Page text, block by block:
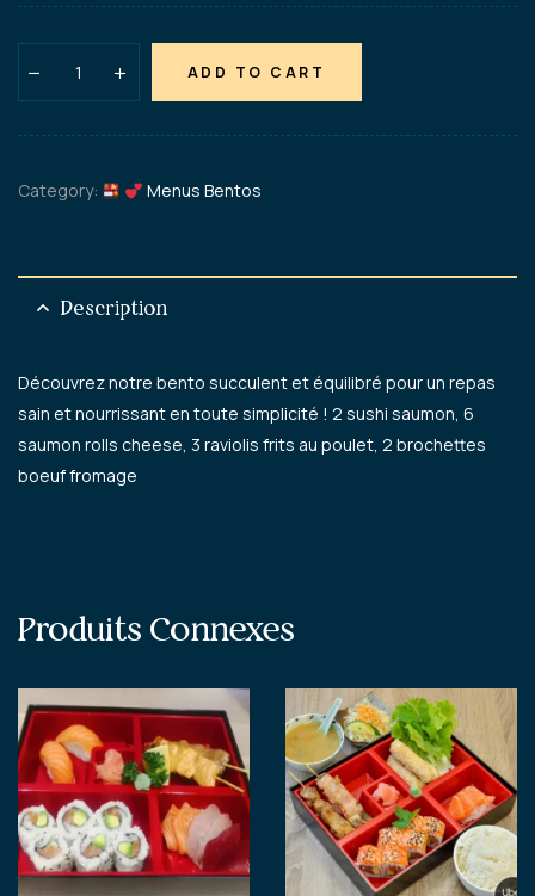
ADD TO CART
Category: Menus Bentos
Description
Découvrez notre bento succulent et équilibré pour un repas
sain et nourrissant en toute simplicité ! 2 sushi saumon, 6
saumon rolls cheese, 3 raviolis frits au poulet, 2 brochettes
boeuf fromage
Produits Connexes